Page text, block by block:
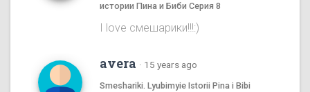
истории Пина и Биби Серия 8
I love смешаpики!!!:)
avera · 15 years ago
Smeshariki. Lyubimyie Istorii Pina i Bibi